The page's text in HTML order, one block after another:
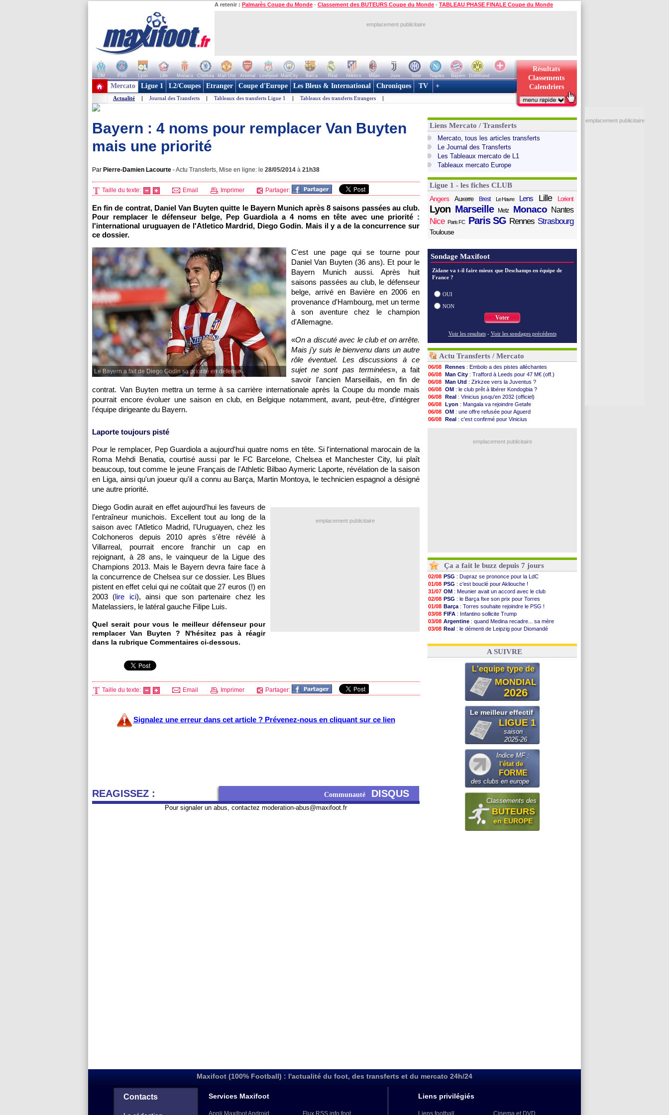
A retenir : Palmarès Coupe du Monde - Classement des BUTEURS Coupe du Monde - TABLEAU PHASE FINALE Coupe du Monde
emplacement publicitaire
OM PSG Lyon Lille Monaco Chelsea Man Utd Arsenal Liverpool ManCity Barca Real Atletico Milan Juve Inter Naples Bayern
Dortmund
+ de clubs
Résultats
Classements
Calendriers
Mercato Ligue 1 L2/Coupes Etranger Coupe d'Europe Les Bleus & International Chroniques TV +
Actualité | Journal des Transferts | Tableaux des transferts Ligue 1 | Tableaux des transferts Etrangers |
Bayern : 4 noms pour remplacer Van Buyten
mais une priorité
Par Pierre-Damien Lacourte -Actu Transferts, Mise en ligne: le 28/05/2014 à 21h38
Taille du texte: Email Imprimer Partager:
En fin de contrat, Daniel Van Buyten quitte le Bayern Munich après 8 saisons passées au club.
Pour remplacer le défenseur belge, Pep Guardiola a 4 noms en tête avec une priorité :
l'international uruguayen de l'Atletico Mardrid, Diego Godin. Mais il y a de la concurrence sur
ce dossier.
Le Bayern a fait de Diego Godin sa priorité en défense.
C'est une page qui se tourne pour
Daniel Van Buyten (36 ans). Et pour le
Bayern Munich aussi. Après huit
saisons passées au club, le défenseur
belge, arrivé en Bavière en 2006 en
provenance d'Hambourg, met un terme
à son aventure chez le champion
d'Allemagne.
«On a discuté avec le club et on arrête.
Mais j'y suis le bienvenu dans un autre
rôle éventuel. Les discussions à ce
sujet ne sont pas terminées», a fait
savoir l'ancien Marseillais, en fin de
contrat. Van Buyten mettra un terme à sa carrière internationale après la Coupe du monde mais
pourrait encore évoluer une saison en club, en Belgique notamment, avant, peut-être, d'intégrer
l'équipe dirigeante du Bayern.
Laporte toujours pisté
Pour le remplacer, Pep Guardiola a aujourd'hui quatre noms en tête. Si l'international marocain de la
Roma Mehdi Benatia, courtisé aussi par le FC Barcelone, Chelsea et Manchester City, lui plaît
beaucoup, tout comme le jeune Français de l'Athletic Bilbao Aymeric Laporte, révélation de la saison
en Liga, ainsi qu'un joueur qu'il a connu au Barça, Martin Montoya, le technicien espagnol a désigné
une autre priorité.
emplacement publicitaire
Diego Godin aurait en effet aujourd'hui les faveurs de
l'entraîneur munichois. Excellent tout au long de la
saison avec l'Atletico Madrid, l'Uruguayen, chez les
Colchoneros depuis 2010 après s'être révélé à
Villarreal, pourrait encore franchir un cap en
rejoignant, à 28 ans, le vainqueur de la Ligue des
Champions 2013. Mais le Bayern devra faire face à
la concurrence de Chelsea sur ce dossier. Les Blues
pistent en effet celui qui ne coûtait que 27 euros (!) en
2003 (lire ici), ainsi que son partenaire chez les
Matelassiers, le latéral gauche Filipe Luis.
Quel serait pour vous le meilleur défenseur pour
remplacer Van Buyten ? N'hésitez pas à réagir
dans la rubrique Commentaires ci-dessous.
Taille du texte: Email Imprimer Partager:
Signalez une erreur dans cet article ? Prévenez-nous en cliquant sur ce lien
REAGISSEZ : Communauté DISQUS
Pour signaler un abus, contactez moderation-abus@maxifoot.fr
Liens Mercato / Transferts
Mercato, tous les articles transferts
Le Journal des Transferts
Les Tableaux mercato de L1
Tableaux mercato Europe
Ligue 1 - les fiches CLUB
Angers
Auxerre Brest Le Havre Lens Lille Lorient
Lyon Marseille Metz Monaco Nantes
Nice Paris FC Paris SG Rennes Strasbourg
Toulouse
Sondage Maxifoot
Zidane va t-il faire mieux que Deschamps en équipe de
France ?
OUI
NON
Voter
Voir les resultats - Voir les sondages précédents
Actu Transferts / Mercato
06/08 Rennes : Embolo a des pistes alléchantes
06/08 Man City : Trafford à Leeds pour 47 M€ (off.)
06/08 Man Utd : Zirkzee vers la Juventus ?
06/08 OM : le club prêt à libérer Kondogbia ?
06/08 Real : Vinicius jusqu'en 2032 (officiel)
06/08 Lyon : Mangala va rejoindre Getafe
06/08 OM : une offre refusée pour Aguerd
06/08 Real : c'est confirmé pour Vinicius
: une offre pour Bulka
emplacement publicitaire
Ça a fait le buzz depuis 7 jours
02/08 PSG : Dupraz se prononce pour la LdC
01/08 PSG : c'est bouclé pour Akliouche !
31/07 OM : Meunier avait un accord avec le club
02/08 PSG : le Barça fixe son prix pour Torres
01/08 Barça : Torres souhaite rejoindre le PSG !
03/08 FIFA : Infantino sollicite Trump
03/08 Argentine : quand Medina recadre... sa mère
03/08 Real : le démenti de Leipzig pour Diomandé
31/07 FIFA: le conseiller d'Infantino démissionne !
A SUIVRE
L'equipe type de
MONDIAL
2026
Le meilleur effectif
LIGUE 1
saison
2025-26
Indice MF :
l'état de
FORME
des clubs en europe
Classements des
BUTEURS
en EUROPE
emplacement publicitaire
Maxifoot (100% Football) : l'actualité du foot, des transferts et du mercato 24h/24
Contacts Services Maxifoot
Appli Maxifoot Android Flux RSS info foot
Liens privilégiés
Liens football Cinema et DVD